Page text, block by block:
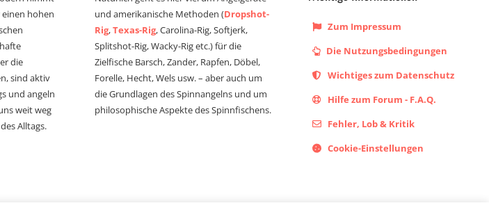
hohen
die
sind aktiv
und angeln
weit weg
Alltags.
und amerikanische Methoden (Dropshot-
Rig,Texas-Rig, Carolina-Rig, Softjerk,
Splitshot-Rig, Wacky-Rig etc.) für die
Zielfische Barsch, Zander, Rapfen, Döbel,
Forelle, Hecht, Wels usw. – aber auch um
die Grundlagen des Spinnangelns und um
philosophische Aspekte des Spinnfischens.
Zum Impressum
Die Nutzungsbedingungen
Wichtiges zum Datenschutz
Hilfe zum Forum - F.A.Q.
Fehler, Lob & Kritik
Cookie-Einstellungen